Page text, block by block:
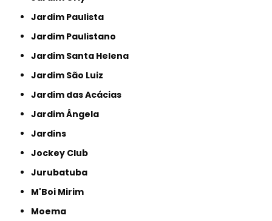
Jardim Paulista
Jardim Paulistano
Jardim Santa Helena
Jardim São Luiz
Jardim das Acácias
Jardim Ângela
Jardins
Jockey Club
Jurubatuba
M'Boi Mirim
Moema